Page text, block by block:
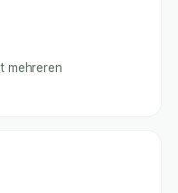
mehreren